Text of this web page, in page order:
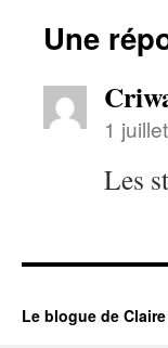
Une
1
Les
Le blogue de